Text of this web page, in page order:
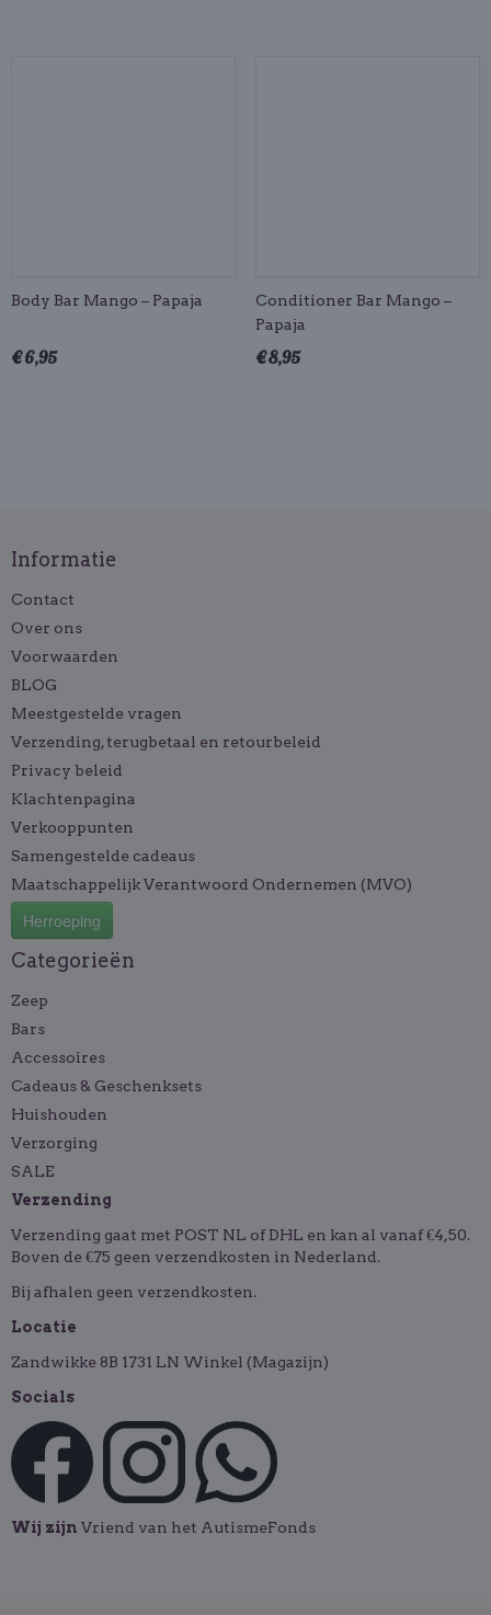
Body Bar Mango – Papaja
€ 6,95
Conditioner Bar Mango –
Papaja
€ 8,95
Informatie
Contact
Over ons
Voorwaarden
BLOG
Meestgestelde vragen
Verzending, terugbetaal en retourbeleid
Privacy beleid
Klachtenpagina
Verkooppunten
Samengestelde cadeaus
Maatschappelijk Verantwoord Ondernemen (MVO)
Herroeping
Categorieën
Zeep
Bars
Accessoires
Cadeaus & Geschenksets
Huishouden
Verzorging
SALE
Verzending
Verzending gaat met POST NL of DHL en kan al vanaf €4,50.
Boven de €75 geen verzendkosten in Nederland.
Bij afhalen geen verzendkosten.
Locatie
Zandwikke 8B 1731 LN Winkel (Magazijn)
Socials
Wij zijn Vriend van het AutismeFonds